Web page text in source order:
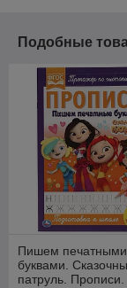
Подобные
Пишем печатными
буквами.
патруль. Прописи.